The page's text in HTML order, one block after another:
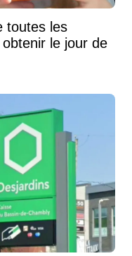
toutes les
le jour de